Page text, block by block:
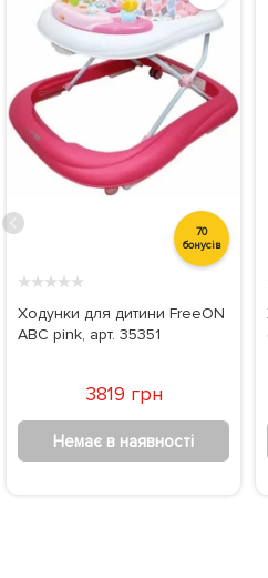
70
бонусів
★★★★★
Ходунки для дитини FreeON
ABC pink, арт. 35351
3819 грн
Немає в наявності